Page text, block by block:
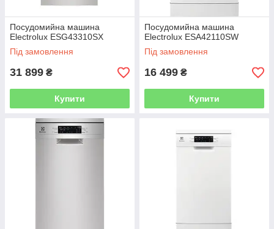
Посудомийна машина
Electrolux ESG43310SX
Під замовлення
31 899 ₴
Купити
Посудомийна машина
Electrolux ESA42110SW
Під замовлення
16 499 ₴
Купити